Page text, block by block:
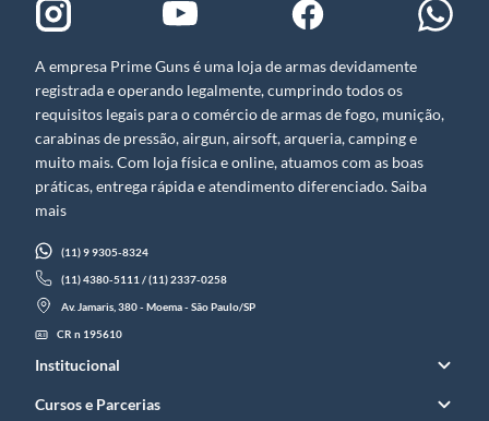
A empresa Prime Guns é uma loja de armas devidamente
registrada e operando legalmente, cumprindo todos os
requisitos legais para o comércio de armas de fogo, munição,
carabinas de pressão, airgun, airsoft, arqueria, camping e
muito mais. Com loja física e online, atuamos com as boas
práticas, entrega rápida e atendimento diferenciado. Saiba
mais
(11) 9 9305-8324
(11) 4380-5111 / (11) 2337-0258
Av. Jamaris, 380 - Moema - São Paulo/SP
CR n 195610
Institucional
Cursos e Parcerias